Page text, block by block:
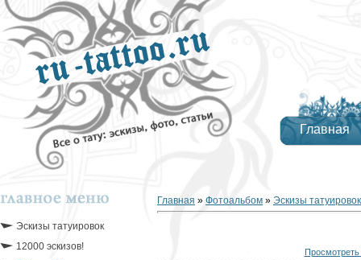
Главная
Эскизы татуировок
12000 эскизов!
Главная » Фотоальбом » Эскизы татуировок